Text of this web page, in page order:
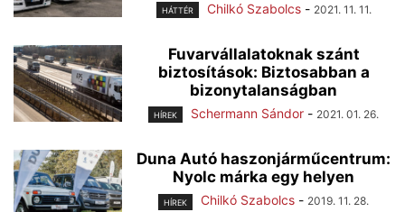
HÁTTÉR Chilkó Szabolcs - 2021. 11. 11.
Fuvarvállalatoknak szánt
biztosítások: Biztosabban a
bizonytalanságban
HÍREK Schermann Sándor - 2021. 01. 26.
Duna Autó haszonjárműcentrum:
Nyolc márka egy helyen
HÍREK Chilkó Szabolcs - 2019. 11. 28.